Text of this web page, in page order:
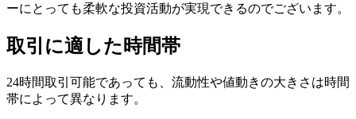
ーにとっても柔軟な投資活動が実現できるのでございます。
取引に適した時間帯
24時間取引可能であっても、流動性や値動きの大きさは時間
帯によって異なります。